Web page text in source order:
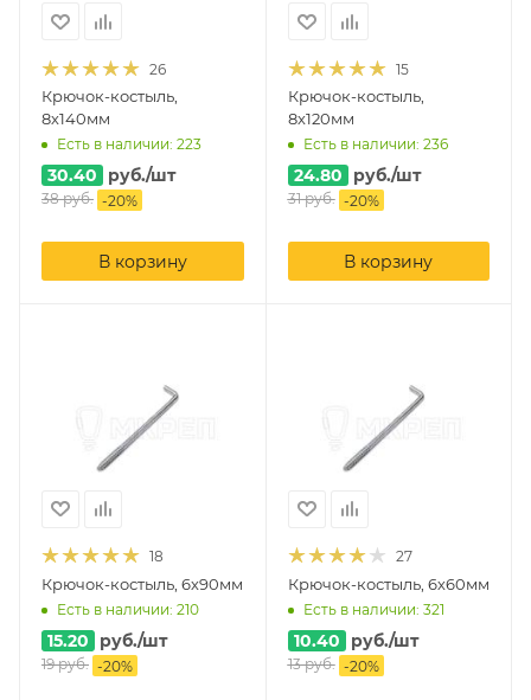
26
Крючок-костыль,
8х140мм
Есть в наличии: 223
30.40 руб./шт
38руб. -20%
В корзину
15
Крючок-костыль,
8х120мм
Есть в наличии: 236
24.80 руб./шт
31руб. -20%
В корзину
18
Крючок-костыль, 6х90мм
Есть в наличии: 210
15.20 руб./шт
19руб. -20%
27
Крючок-костыль, 6х60мм
Есть в наличии: 321
10.40 руб./шт
13руб. -20%